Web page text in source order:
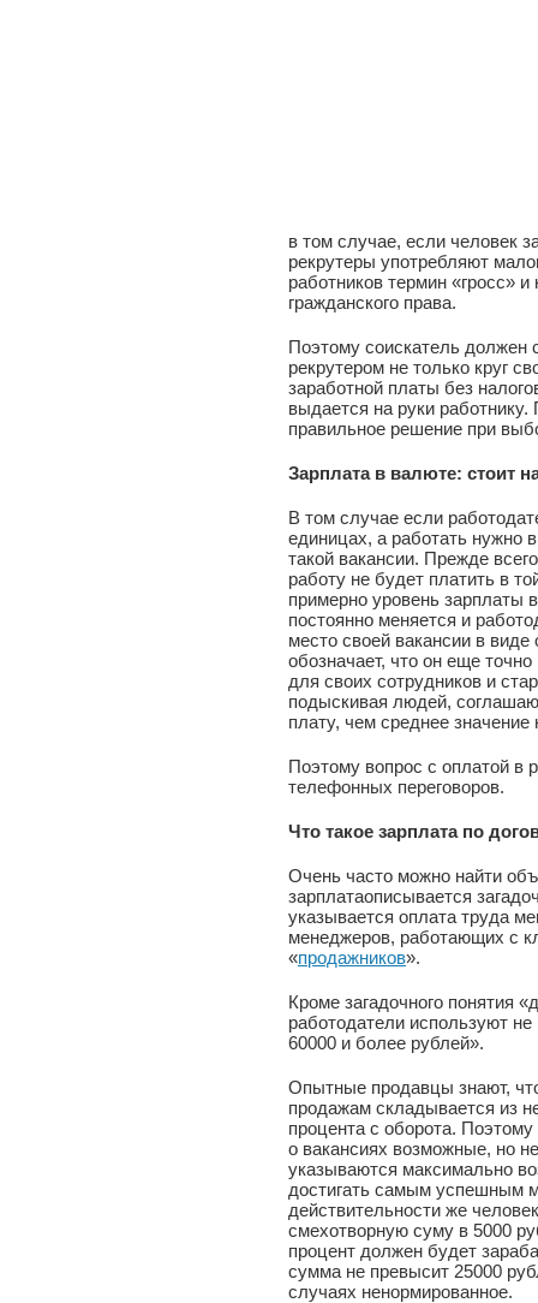
в том случае, если человек
рекрутеры употребляют
работников термин «гросс»
гражданского права.
Поэтому соискатель должен
рекрутером не только круг
заработной платы без
выдается на руки
правильное решение при
Зарплата в валюте: стоит
В том случае если
единицах, а работать нужно
такой вакансии. Прежде
работу не будет платить в
примерно уровень зарплаты
постоянно меняется и
место своей вакансии в
обозначает, что он еще
для своих сотрудников и
подыскивая людей,
плату, чем среднее
Поэтому вопрос с оплатой в
телефонных переговоров.
Что такое зарплата по
Очень часто можно найти
зарплатаописывается
указывается оплата труда
менеджеров, работающих с
«продажников».
Кроме загадочного понятия
работодатели используют
60000 и более рублей».
Опытные продавцы знают,
продажам складывается из
процента с оборота.
о вакансиях возможные, но
указываются максимально
достигать самым успешным
действительности же
смехотворную суму в 5000
процент должен будет
сумма не превысит 25000
случаях ненормированное.